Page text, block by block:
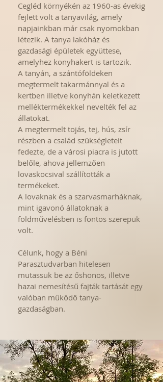
Cegléd környékén az 1960-as évekig
fejlett volt a tanyavilág, amely
napjainkban már csak nyomokban
létezik. A tanya lakóház és
gazdasági épületek együttese,
amelyhez konyhakert is tartozik.
A tanyán, a szántóföldeken
megtermelt takarmánnyal és a
kertben illetve konyhán keletkezett
melléktermékekkel nevelték fel az
állatokat.
A megtermelt tojás, tej, hús, zsír
részben a család szükségleteit
fedezte, de a városi piacra is jutott
belőle, ahova jellemzően
lovaskocsival szállították a
termékeket.
A lovaknak és a szarvasmarháknak,
mint igavonó állatoknak a
földművelésben is fontos szerepük
volt.
Célunk, hogy a Béni
Parasztudvarban hitelesen
mutassuk be az őshonos, illetve
hazai nemesítésű fajták tartását egy
valóban működő tanya-
gazdaságban.